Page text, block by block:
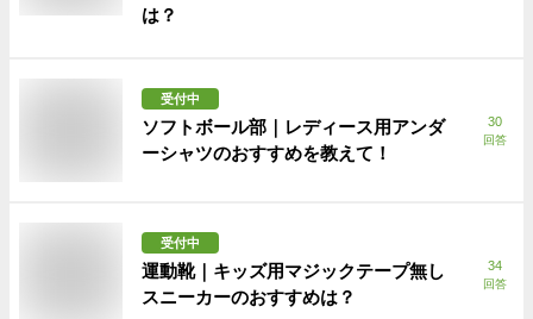
は？
受付中
ソフトボール部｜レディース用アンダ
ーシャツのおすすめを教えて！
30
回答
受付中
運動靴｜キッズ用マジックテープ無し
スニーカーのおすすめは？
34
回答